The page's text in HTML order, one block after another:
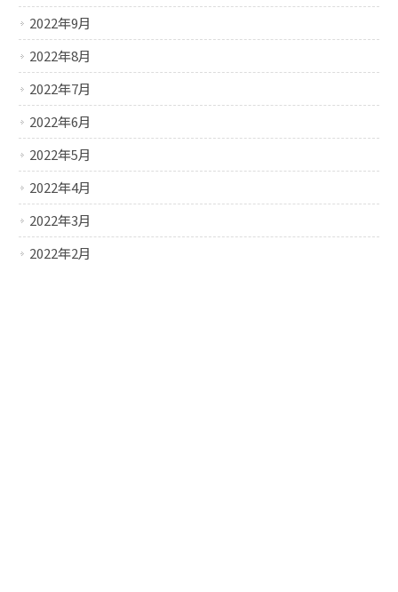
2022年9月
2022年8月
2022年7月
2022年6月
2022年5月
2022年4月
2022年3月
2022年2月